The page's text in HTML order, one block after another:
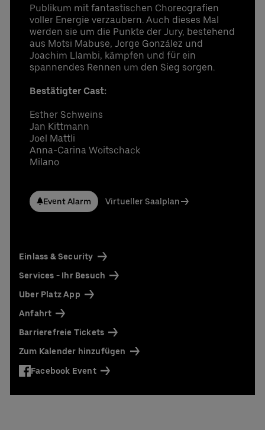
Publikum mit fantastischen Choreografien
voller Energie verzaubern. Auch dieses Mal
werden sie um die Punkte der Jury, bestehend
aus Motsi Mabuse, Jorge González und
Joachim Llambi, kämpfen und für ein
spannendes Rennen um den Sieg sorgen.
Bestätigter Cast:
Esther Schweins
Jan Kittmann
Joel Mattli
Anna-Carina Woitschack
Milano
Event Alarm Virtueller Saalplan
Einlass & Security
Services - Ihr Besuch
Uber Platz App
Anfahrt
Barrierefreie Tickets
Zum Kalender hinzufügen
Facebook Event